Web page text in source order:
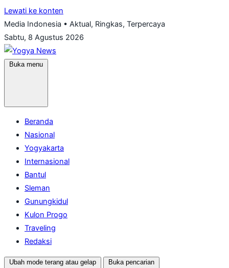
Lewati ke konten
Media Indonesia • Aktual, Ringkas, Terpercaya
Sabtu, 8 Agustus 2026
Buka menu
Beranda
Nasional
Yogyakarta
Internasional
Bantul
Sleman
Gunungkidul
Kulon Progo
Traveling
Redaksi
Ubah mode terang atau gelap Buka pencarian